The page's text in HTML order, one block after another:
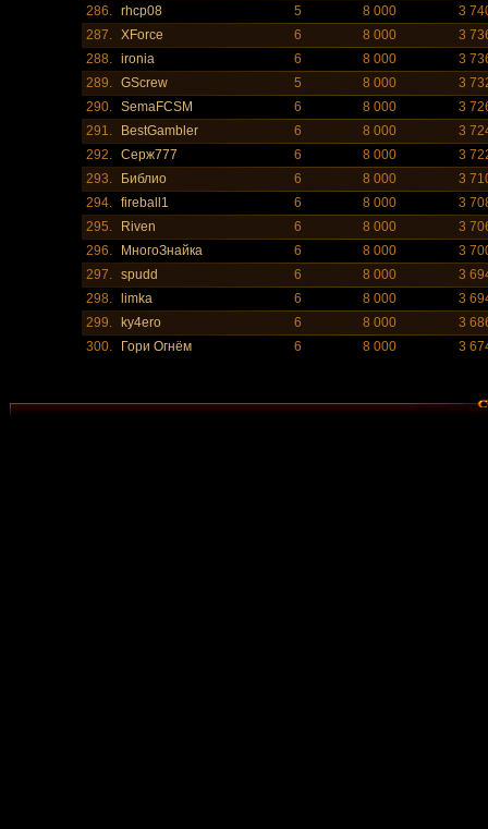
286. rhcp08 5 8 000
3
287. XForce 6 8 000
3
288. ironia 6 8 000
3
289. GScrew 5 8 000
3
290. SemaFCSM 6 8 000
3
291.
BestGambler 6 8 000
3
292. Серж777 6 8 000
3
293.
Библио 6 8 000
3
294. fireball1 6 8 000
3
295.
Riven 6 8 000
3
296.
МногоЗнайка 6 8 000
3
297. spudd 6 8 000
3
298.
limka 6 8 000
3
299.
ky4ero 6 8 000
3
300.
Гори Огнём 6 8 000 3